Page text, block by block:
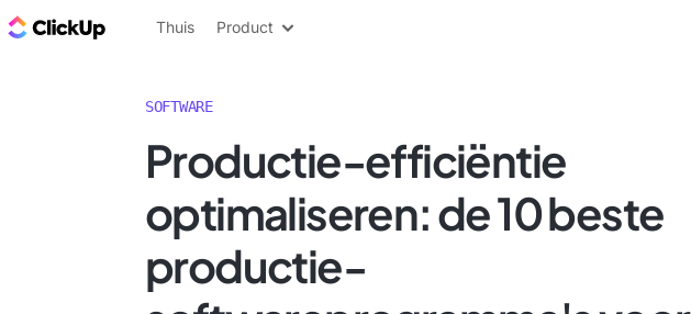
ClickUp Blog
Thuis Product
SOFTWARE
Productie-efficiëntie
optimaliseren: de 10 beste
productie-